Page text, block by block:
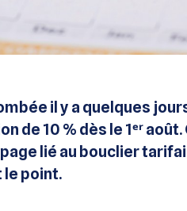
il y a quelques
de 10 % dès le 1ᵉʳ
lié au bouclier
le point.